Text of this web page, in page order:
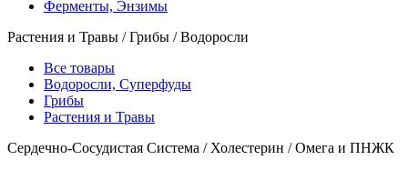
Ферменты, Энзимы
Растения и Травы / Грибы / Водоросли
Все товары
Водоросли, Суперфуды
Грибы
Растения и Травы
Сердечно-Сосудистая Система / Холестерин / Омега и ПНЖК